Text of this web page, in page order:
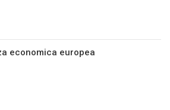
economica europea